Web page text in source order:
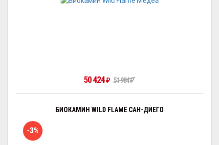
50 424₽ 51 984₽
БИОКАМИН WILD FLAME САН-ДИЕГО
-3%